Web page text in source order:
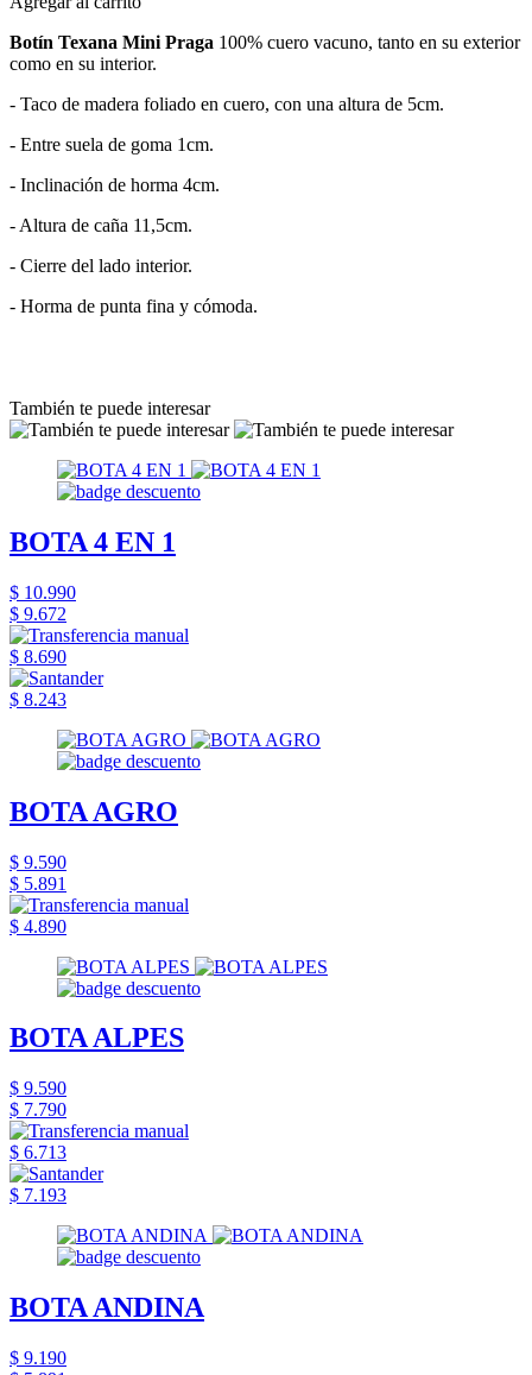
Botín Texana Mini Praga 100% cuero vacuno, tanto en su exterior
como en su interior.
- Taco de madera foliado en cuero, con una altura de 5cm.
- Entre suela de goma 1cm.
- Inclinación de horma 4cm.
- Altura de caña 11,5cm.
- Cierre del lado interior.
- Horma de punta fina y cómoda.
También te puede interesar
BOTA 4 EN 1
$ 10.990
$ 9.672
$ 8.690
$ 8.243
BOTA AGRO
$ 9.590
$ 5.891
$ 4.890
BOTA ALPES
$ 9.590
$ 7.790
$ 6.713
$ 7.193
BOTA ANDINA
$ 9.190